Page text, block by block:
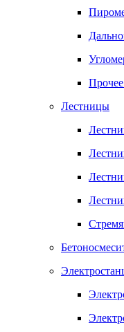
Лестницы